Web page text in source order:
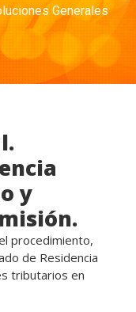
Generales
y
procedimiento,
de Residencia
tributarios en